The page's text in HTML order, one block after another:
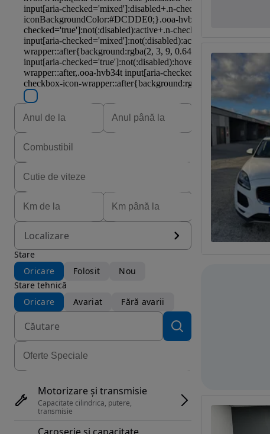
Localizare
Stare
Oricare
Folosit
Nou
Stare tehnică
Oricare
Avariat Fără avarii
Motorizare și transmisie
Capacitate cilindrica, putere,
transmisie